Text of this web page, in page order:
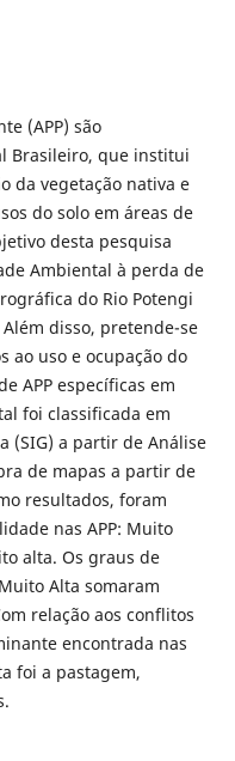
(APP) são
Brasileiro, que institui
da vegetação nativa e
do solo em áreas de
desta pesquisa
Ambiental à perda de
do Rio Potengi
Além disso, pretende-se
ao uso e ocupação do
APP específicas em
foi classificada em
(SIG) a partir de Análise
de mapas a partir de
resultados, foram
nas APP: Muito
alta. Os graus de
Alta somaram
relação aos conflitos
encontrada nas
foi a pastagem,